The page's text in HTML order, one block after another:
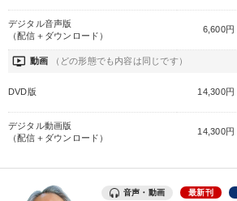
デジタル音声版
（配信＋ダウンロード）
6,600円
ondemand_video 動画 （どの形態でも内容は同じです）
DVD版 14,300円
デジタル動画版
（配信＋ダウンロード）
14,300円
音声・動画 最新刊